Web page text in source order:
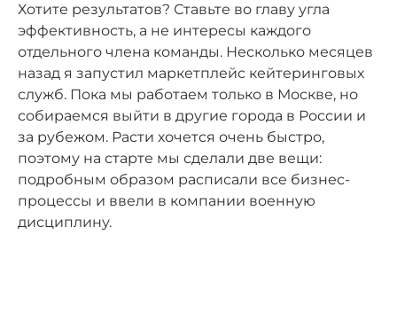
Хотите результатов? Ставьте во главу угла
эффективность, а не интересы каждого
отдельного члена команды. Несколько месяцев
назад я запустил маркетплейс кейтеринговых
служб. Пока мы работаем только в Москве, но
собираемся выйти в другие города в России и
за рубежом. Расти хочется очень быстро,
поэтому на старте мы сделали две вещи:
подробным образом расписали все бизнес-
процессы и ввели в компании военную
дисциплину.